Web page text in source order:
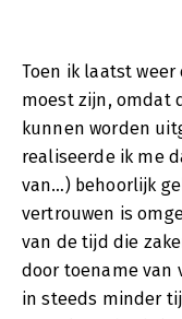
Toen ik laatst weer
moest zijn, omdat
kunnen worden
realiseerde ik me
van…) behoorlijk
vertrouwen is
van de tijd die
door toename van
in steeds minder